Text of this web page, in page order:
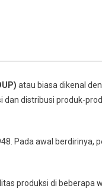
atau biasa dikenal
dan distribusi produk-
Pada awal berdirinya,
produksi di beberapa